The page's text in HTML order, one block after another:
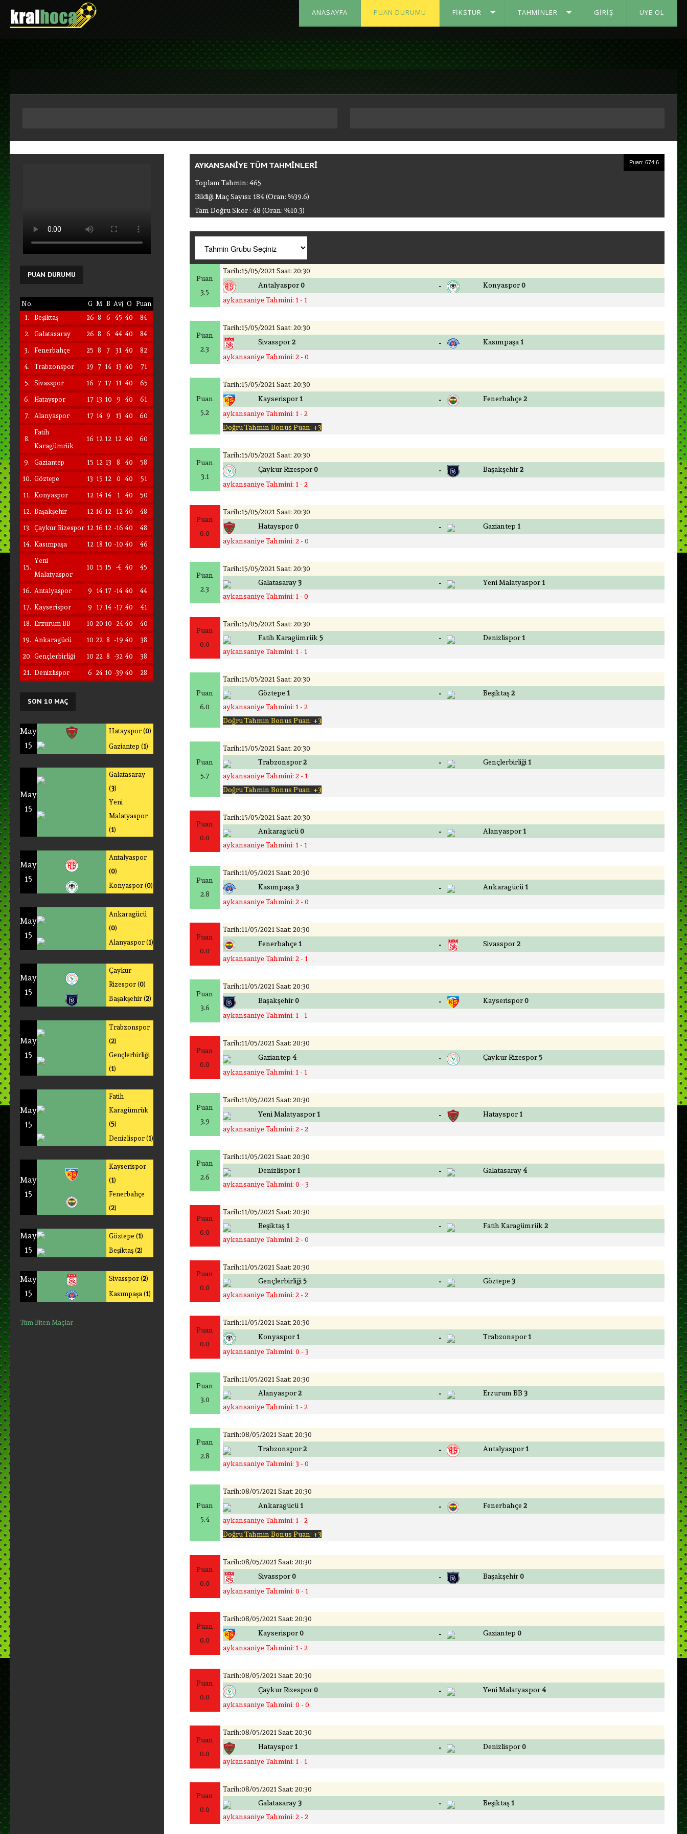
Anasayfa ANASAYFA PUAN DURUMU FIKSTUR TAHMINLER GIRIŞ ÜYE OL
AYKANSANIYE TÜM TAHMINLERI Puan: 674.6
Toplam Tahmin: 465
Bildiği Maç Sayısı: 184 (Oran: %39.6)
Tam Doğru Skor : 48 (Oran: %10.3)
Puan
3.5
Tarih:15/05/2021 Saat: 20:30
Antalyaspor 0 - Konyaspor 0
aykansaniye Tahmini: 1 - 1
Puan
2.3
Tarih:15/05/2021 Saat: 20:30
Sivasspor 2 - Kasımpaşa 1
aykansaniye Tahmini: 2 - 0
Puan
5.2
Tarih:15/05/2021 Saat: 20:30
Kayserispor 1 - Fenerbahçe 2
aykansaniye Tahmini: 1 - 2
Doğru Tahmin Bonus Puan: +3
Puan
3.1
Tarih:15/05/2021 Saat: 20:30
Çaykur Rizespor 0 - Başakşehir 2
aykansaniye Tahmini: 1 - 2
Puan
0.0
Tarih:15/05/2021 Saat: 20:30
Hatayspor 0 - Gaziantep 1
aykansaniye Tahmini: 2 - 0
Puan
2.3
Tarih:15/05/2021 Saat: 20:30
Galatasaray 3 - Yeni Malatyaspor 1
aykansaniye Tahmini: 1 - 0
Puan
0.0
Tarih:15/05/2021 Saat: 20:30
Fatih Karagümrük 5 - Denizlispor 1
aykansaniye Tahmini: 1 - 1
Puan
6.0
Tarih:15/05/2021 Saat: 20:30
Göztepe 1 - Beşiktaş 2
aykansaniye Tahmini: 1 - 2
Doğru Tahmin Bonus Puan: +3
Puan
5.7
Tarih:15/05/2021 Saat: 20:30
Trabzonspor 2 - Gençlerbirliği 1
aykansaniye Tahmini: 2 - 1
Doğru Tahmin Bonus Puan: +3
Puan
0.0
Tarih:15/05/2021 Saat: 20:30
Ankaragücü 0 - Alanyaspor 1
aykansaniye Tahmini: 1 - 1
Puan
2.8
Tarih:11/05/2021 Saat: 20:30
Kasımpaşa 3 - Ankaragücü 1
aykansaniye Tahmini: 2 - 0
Puan
0.0
Tarih:11/05/2021 Saat: 20:30
Fenerbahçe 1 - Sivasspor 2
aykansaniye Tahmini: 2 - 1
Puan
3.6
Tarih:11/05/2021 Saat: 20:30
Başakşehir 0 - Kayserispor 0
aykansaniye Tahmini: 1 - 1
Puan
0.0
Tarih:11/05/2021 Saat: 20:30
Gaziantep 4 - Çaykur Rizespor 5
aykansaniye Tahmini: 1 - 1
Puan
3.9
Tarih:11/05/2021 Saat: 20:30
Yeni Malatyaspor 1 - Hatayspor 1
aykansaniye Tahmini: 2 - 2
Puan
2.6
Tarih:11/05/2021 Saat: 20:30
Denizlispor 1 - Galatasaray 4
aykansaniye Tahmini: 0 - 3
Puan
0.0
Tarih:11/05/2021 Saat: 20:30
Beşiktaş 1 - Fatih Karagümrük 2
aykansaniye Tahmini: 2 - 0
Puan
0.0
Tarih:11/05/2021 Saat: 20:30
Gençlerbirliği 5 - Göztepe 3
aykansaniye Tahmini: 2 - 2
Puan
0.0
Tarih:11/05/2021 Saat: 20:30
Konyaspor 1 - Trabzonspor 1
aykansaniye Tahmini: 0 - 3
Puan
3.0
Tarih:11/05/2021 Saat: 20:30
Alanyaspor 2 - Erzurum BB 3
aykansaniye Tahmini: 1 - 2
Puan
2.8
Tarih:08/05/2021 Saat: 20:30
Trabzonspor 2 - Antalyaspor 1
aykansaniye Tahmini: 3 - 0
Puan
5.4
Tarih:08/05/2021 Saat: 20:30
Ankaragücü 1 - Fenerbahçe 2
aykansaniye Tahmini: 1 - 2
Doğru Tahmin Bonus Puan: +3
Puan
0.0
Tarih:08/05/2021 Saat: 20:30
Sivasspor 0 - Başakşehir 0
aykansaniye Tahmini: 0 - 1
Puan
0.0
Tarih:08/05/2021 Saat: 20:30
Kayserispor 0 - Gaziantep 0
aykansaniye Tahmini: 1 - 2
Puan
0.0
Tarih:08/05/2021 Saat: 20:30
Çaykur Rizespor 0 - Yeni Malatyaspor 4
aykansaniye Tahmini: 0 - 0
Puan
0.0
Tarih:08/05/2021 Saat: 20:30
Hatayspor 1 - Denizlispor 0
aykansaniye Tahmini: 1 - 1
Puan
0.0
Tarih:08/05/2021 Saat: 20:30
Galatasaray 3 - Beşiktaş 1
aykansaniye Tahmini: 2 - 2
PUAN DURUMU
No. G M B Avj O Puan
1.
Beşiktaş 26 8 6 45 40 84
2. Galatasaray 26 8 6 44 40 84
3. Fenerbahçe 25 8 7 31 40 82
4. Trabzonspor 19 7 14 13 40 71
5. Sivasspor 16 7 17 11 40 65
6. Hatayspor 17 13 10 9 40 61
7. Alanyaspor 17 14 9 13 40 60
8.
Fatih
Karagümrük
16 12 12 12 40 60
9. Gaziantep 15 12 13 8 40 58
10. Göztepe 13 15 12 0 40 51
11. Konyaspor 12 14 14 1 40 50
12. Başakşehir 12 16 12 -12 40 48
13. Çaykur Rizespor 12 16 12 -16 40 48
14. Kasımpaşa 12 18 10 -10 40 46
15.
Yeni
Malatyaspor
10 15 15 -4 40 45
16. Antalyaspor 9 14 17 -14 40 44
17. Kayserispor 9 17 14 -17 40 41
18. Erzurum BB 10 20 10 -24 40 40
19. Ankaragücü 10 22 8 -19 40 38
20. Gençlerbirliği 10 22 8 -32 40 38
21. Denizlispor 6 24 10 -39 40 28
SON 10 MAÇ
May
15
Hatayspor (0)
Gaziantep (1)
May
15
Galatasaray
(3)
Yeni
Malatyaspor
(1)
May
15
Antalyaspor
(0)
Konyaspor (0)
May
15
Ankaragücü
(0)
Alanyaspor (1)
May
15
Çaykur
Rizespor (0)
Başakşehir (2)
May
15
Trabzonspor
(2)
Gençlerbirliği
(1)
May
15
Fatih
Karagümrük
(5)
Denizlispor (1)
May
15
Kayserispor
(1)
Fenerbahçe
(2)
May
15
Göztepe (1)
Beşiktaş (2)
May
15
Sivasspor (2)
Kasımpaşa (1)
Tüm Biten Maçlar